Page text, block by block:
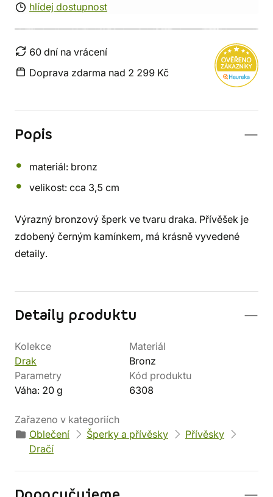
hlídej dostupnost
60 dní na vrácení
Doprava zdarma nad 2 299 Kč
Popis
materiál: bronz
velikost: cca 3,5 cm
Výrazný bronzový šperk ve tvaru draka. Přívěšek je
zdobený černým kamínkem, má krásně vyvedené
detaily.
Detaily produktu
Kolekce
Drak
Materiál
Bronz
Parametry
Váha: 20 g
Kód produktu
6308
Zařazeno v kategoriích
Oblečení
Šperky a přívěsky
Přívěsky
Dračí